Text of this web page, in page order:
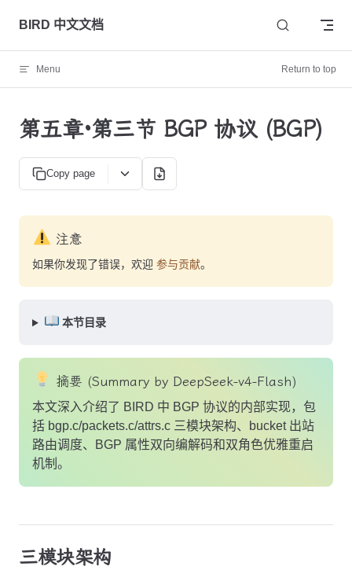
Skip to content
BIRD 中文文档
Menu Return to top
第五章·第三节 BGP 协议 (BGP)
Copy page
注意
如果你发现了错误，欢迎 参与贡献。
本节目录
摘要 (Summary by DeepSeek-v4-Flash)
本文深入介绍了 BIRD 中 BGP 协议的内部实现，包
括 bgp.c/packets.c/attrs.c 三模块架构、bucket 出站
路由调度、BGP 属性双向编解码和双角色优雅重启
机制。
三模块架构